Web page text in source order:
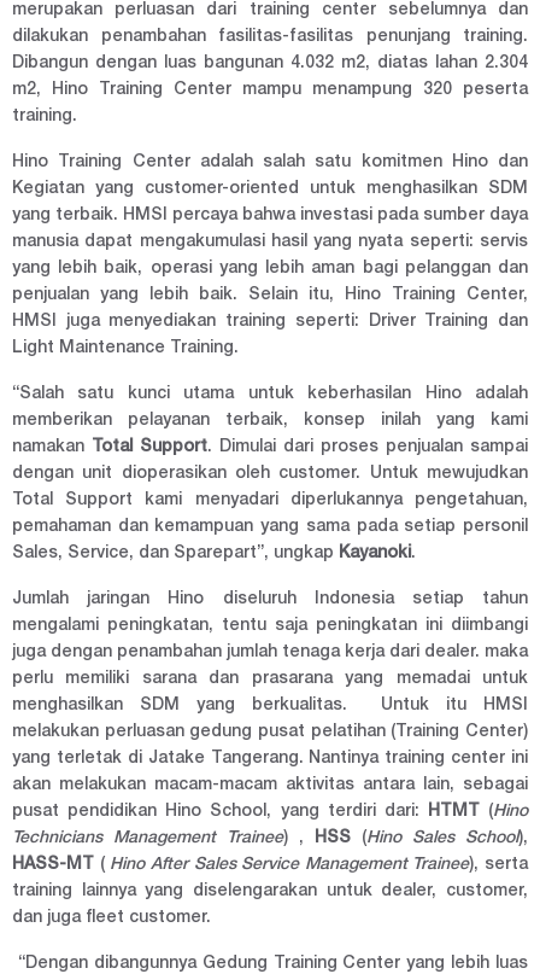
merupakan perluasan dari training center sebelumnya dan
dilakukan penambahan fasilitas-fasilitas penunjang training.
Dibangun dengan luas bangunan 4.032 m2, diatas lahan 2.304
m2, Hino Training Center mampu menampung 320 peserta
training.
Hino Training Center adalah salah satu komitmen Hino dan
Kegiatan yang customer-oriented untuk menghasilkan SDM
yang terbaik. HMSI percaya bahwa investasi pada sumber daya
manusia dapat mengakumulasi hasil yang nyata seperti: servis
yang lebih baik, operasi yang lebih aman bagi pelanggan dan
penjualan yang lebih baik. Selain itu, Hino Training Center,
HMSI juga menyediakan training seperti: Driver Training dan
Light Maintenance Training.
“Salah satu kunci utama untuk keberhasilan Hino adalah
memberikan pelayanan terbaik, konsep inilah yang kami
namakan
Total Support. Dimulai dari proses penjualan sampai
dengan unit dioperasikan oleh customer. Untuk mewujudkan
Total Support kami menyadari diperlukannya pengetahuan,
pemahaman dan kemampuan yang sama pada setiap personil
Sales, Service, dan Sparepart”, ungkap Kayanoki.
Jumlah jaringan Hino diseluruh Indonesia setiap tahun
mengalami peningkatan, tentu saja peningkatan ini diimbangi
juga dengan penambahan jumlah tenaga kerja dari dealer. maka
perlu memiliki sarana dan prasarana yang memadai untuk
menghasilkan SDM yang berkualitas. Untuk itu HMSI
melakukan perluasan gedung pusat pelatihan (Training Center)
yang terletak di Jatake Tangerang. Nantinya training center ini
akan melakukan macam-macam aktivitas antara lain, sebagai
pusat pendidikan Hino School, yang terdiri dari:
HTMT (Hino
Technicians Management Trainee) , HSS (Hino Sales School),
HASS-MT
( Hino After Sales Service Management Trainee), serta
training lainnya yang diselengarakan untuk dealer, customer,
dan juga fleet customer.
“Dengan dibangunnya Gedung Training Center yang lebih luas